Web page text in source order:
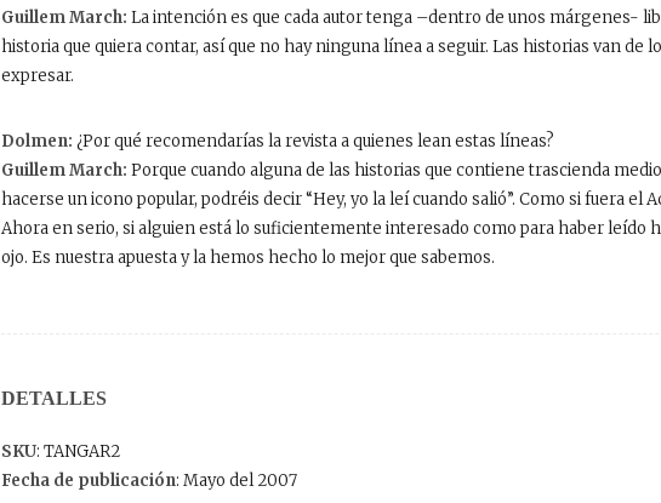
Guillem March: La intención es que cada autor tenga –dentro de unos márgenes-
historia que quiera contar, así que no hay ninguna línea a seguir. Las historias van de
expresar.
Dolmen: ¿Por qué recomendarías la revista a quienes lean estas líneas?
Guillem March: Porque cuando alguna de las historias que contiene trascienda
hacerse un icono popular, podréis decir “Hey, yo la leí cuando salió”. Como si fuera el
Ahora en serio, si alguien está lo suficientemente interesado como para haber leído
ojo. Es nuestra apuesta y la hemos hecho lo mejor que sabemos.
DETALLES
SKU: TANGAR2
Fecha de publicación: Mayo del 2007